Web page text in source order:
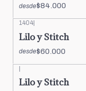
desde$84.000
1404
Lilo y Stitch
desde$60.000
|
Lilo y Stitch